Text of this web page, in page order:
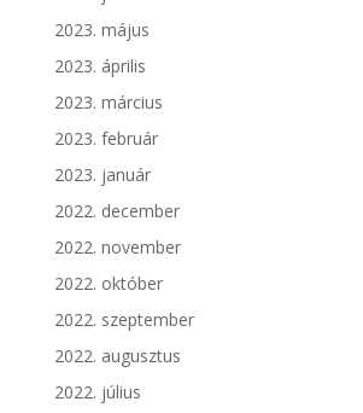
2023. május
2023. április
2023. március
2023. február
2023. január
2022. december
2022. november
2022. október
2022. szeptember
2022. augusztus
2022. július